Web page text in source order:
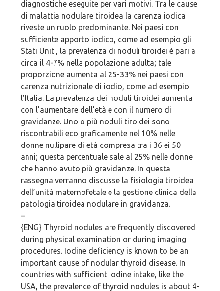
diagnostiche eseguite per vari motivi. Tra le cause
di malattia nodulare tiroidea la carenza iodica
riveste un ruolo predominante. Nei paesi con
sufficiente apporto iodico, come ad esempio gli
Stati Uniti, la prevalenza di noduli tiroidei è pari a
circa il 4-7% nella popolazione adulta; tale
proporzione aumenta al 25-33% nei paesi con
carenza nutrizionale di iodio, come ad esempio
l’Italia. La prevalenza dei noduli tiroidei aumenta
con l’aumentare dell’età e con il numero di
gravidanze. Uno o più noduli tiroidei sono
riscontrabili eco graficamente nel 10% nelle
donne nullipare di età compresa tra i 36 ei 50
anni; questa percentuale sale al 25% nelle donne
che hanno avuto più gravidanze. In questa
rassegna verranno discusse la fisiologia tiroidea
dell’unità maternofetale e la gestione clinica della
patologia tiroidea nodulare in gravidanza.
–
{ENG} Thyroid nodules are frequently discovered
during physical examination or during imaging
procedures. Iodine deficiency is known to be an
important cause of nodular thyroid disease. In
countries with sufficient iodine intake, like the
USA, the prevalence of thyroid nodules is about 4-